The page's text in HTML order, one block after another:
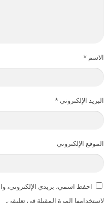
الاسم *
البريد الإلكتروني *
الموقع الإلكتروني
احفظ اسمي، بريدي الإلكتروني،
لاستخدامها المرة المقبلة في تعليقي.